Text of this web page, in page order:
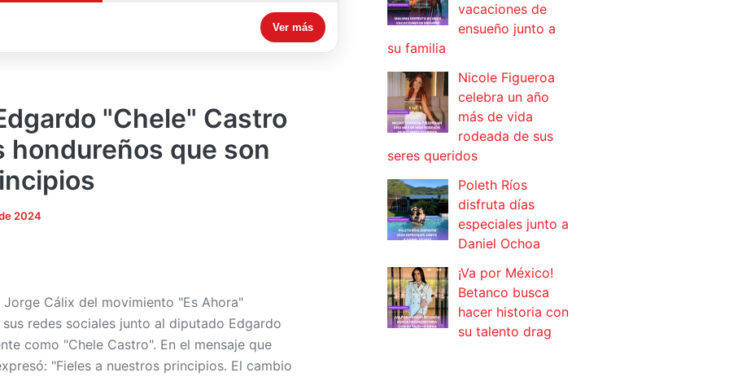
Ver más
"Chele" Castro
hondureños que son
2024
Cálix del movimiento "Es Ahora"
redes sociales junto al diputado Edgardo
como "Chele Castro". En el mensaje que
"Fieles a nuestros principios. El cambio
vacaciones de
ensueño junto a
su familia
Nicole Figueroa
celebra un año
más de vida
rodeada de sus
seres queridos
Poleth Ríos
disfruta días
especiales junto a
Daniel Ochoa
¡Va por México!
Betanco busca
hacer historia con
su talento drag